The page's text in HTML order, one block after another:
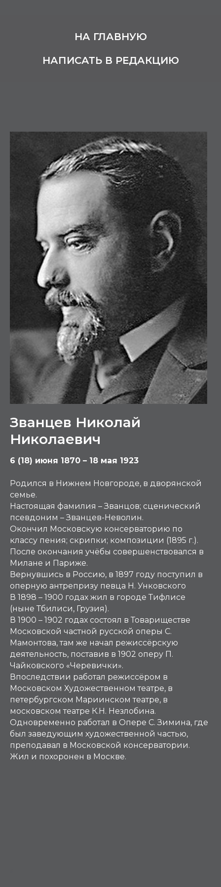
НА ГЛАВНУЮ
НАПИСАТЬ В РЕДАКЦИЮ
Званцев Николай
Николаевич
6 (18) июня 1870 – 18 мая 1923
Родился в Нижнем Новгороде, в дворянской
семье.
Настоящая фамилия – Званцов; сценический
псевдоним – Званцев-Неволин.
Окончил Московскую консерваторию по
классу пения; скрипки; композиции (1895 г.).
После окончания учёбы совершенствовался в
Милане и Париже.
Вернувшись в Россию, в 1897 году поступил в
оперную антрепризу певца Н. Унковского
В 1898 – 1900 годах жил в городе Тифлисе
(ныне Тбилиси, Грузия).
В 1900 – 1902 годах состоял в Товариществе
Московской частной русской оперы С.
Мамонтова, там же начал режиссёрскую
деятельность, поставив в 1902 оперу П.
Чайковского «Черевички».
Впоследствии работал режиссёром в
Московском Художественном театре, в
петербургском Мариинском театре, в
московском театре К.Н. Незлобина.
Одновременно работал в Опере С. Зимина, где
был заведующим художественной частью,
преподавал в Московской консерватории.
Жил и похоронен в Москве.